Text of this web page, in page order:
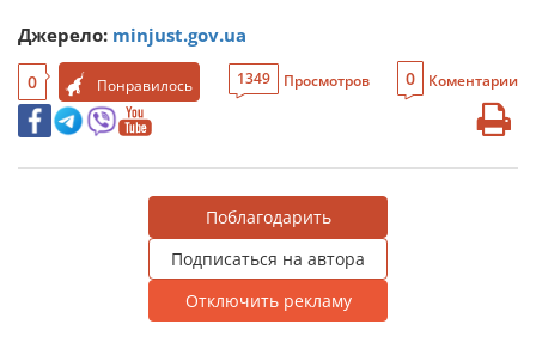
Джерело: minjust.gov.ua
0 Понравилось 1349 Просмотров 0 Коментарии
Поблагодарить
Подписаться на автора
Отключить рекламу